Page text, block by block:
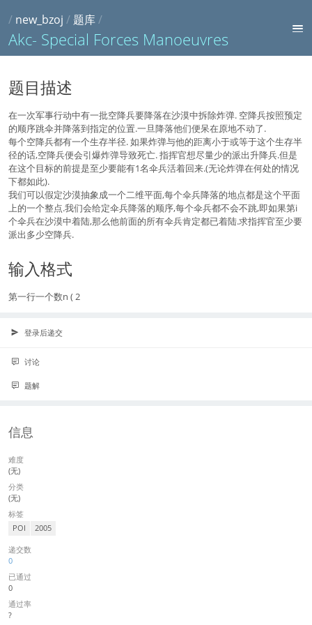
/ new_bzoj / 题库/
Akc- Special Forces Manoeuvres
题目描述
在一次军事行动中有一批空降兵要降落在沙漠中拆除炸弹. 空降兵按照预定
的顺序跳伞并降落到指定的位置.一旦降落他们便呆在原地不动了.
每个空降兵都有一个生存半径. 如果炸弹与他的距离小于或等于这个生存半
径的话,空降兵便会引爆炸弹导致死亡. 指挥官想尽量少的派出升降兵.但是
在这个目标的前提是至少要能有1名伞兵活着回来.(无论炸弹在何处的情况
下都如此).
我们可以假定沙漠抽象成一个二维平面,每个伞兵降落的地点都是这个平面
上的一个整点.我们会给定伞兵降落的顺序,每个伞兵都不会不跳,即如果第i
个伞兵在沙漠中着陆,那么他前面的所有伞兵肯定都已着陆.求指挥官至少要
派出多少空降兵.
输入格式
第一行一个数n ( 2
登录后递交
讨论
题解
信息
难度
(无)
分类
(无)
标签
POI 2005
递交数
0
已通过
0
通过率
?